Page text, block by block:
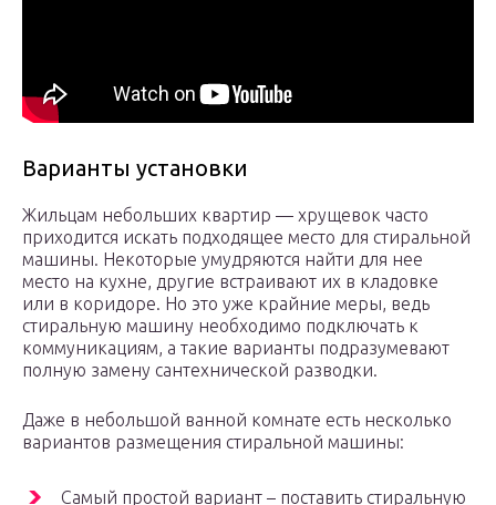
Варианты установки
Жильцам небольших квартир — хрущевок часто
приходится искать подходящее место для стиральной
машины. Некоторые умудряются найти для нее
место на кухне, другие встраивают их в кладовке
или в коридоре. Но это уже крайние меры, ведь
стиральную машину необходимо подключать к
коммуникациям, а такие варианты подразумевают
полную замену сантехнической разводки.
Даже в небольшой ванной комнате есть несколько
вариантов размещения стиральной машины:
Самый простой вариант – поставить стиральную